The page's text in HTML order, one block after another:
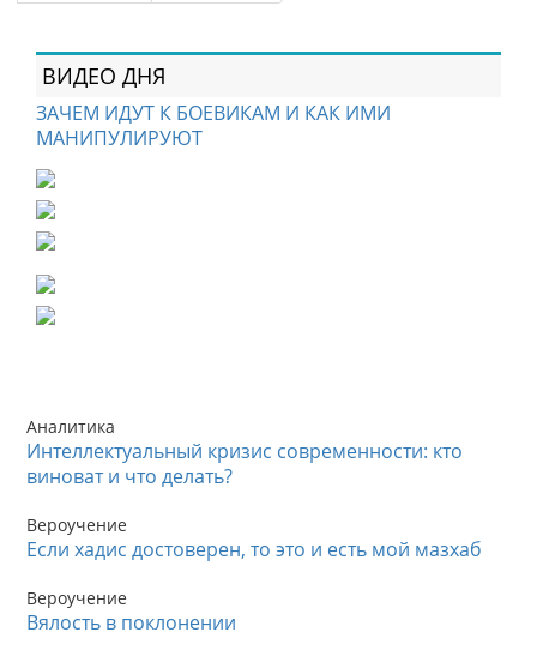
ВИДЕО ДНЯ
ЗАЧЕМ ИДУТ К БОЕВИКАМ И КАК ИМИ
МАНИПУЛИРУЮТ
Аналитика
Интеллектуальный кризис современности: кто
виноват и что делать?
Вероучение
Если хадис достоверен, то это и есть мой мазхаб
Вероучение
Вялость в поклонении